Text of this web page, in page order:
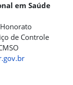
em Saúde
de Controle